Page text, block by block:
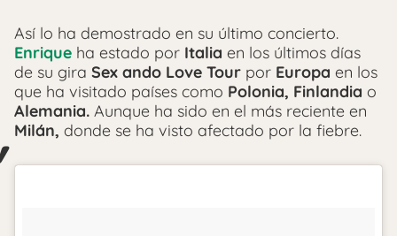
Así lo ha demostrado en su último concierto.
Enrique ha estado por Italia en los últimos días
de su gira Sex ando Love Tour por Europa en los
que ha visitado países como Polonia, Finlandia o
Alemania. Aunque ha sido en el más reciente en
Milán, donde se ha visto afectado por la fiebre.